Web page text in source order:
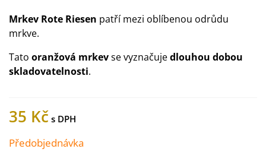
Mrkev Rote Riesen patří mezi oblíbenou odrůdu
mrkve.
Tato oranžová mrkevse vyznačujedlouhou dobou
skladovatelnosti.
35 Kč
Předobjednávka